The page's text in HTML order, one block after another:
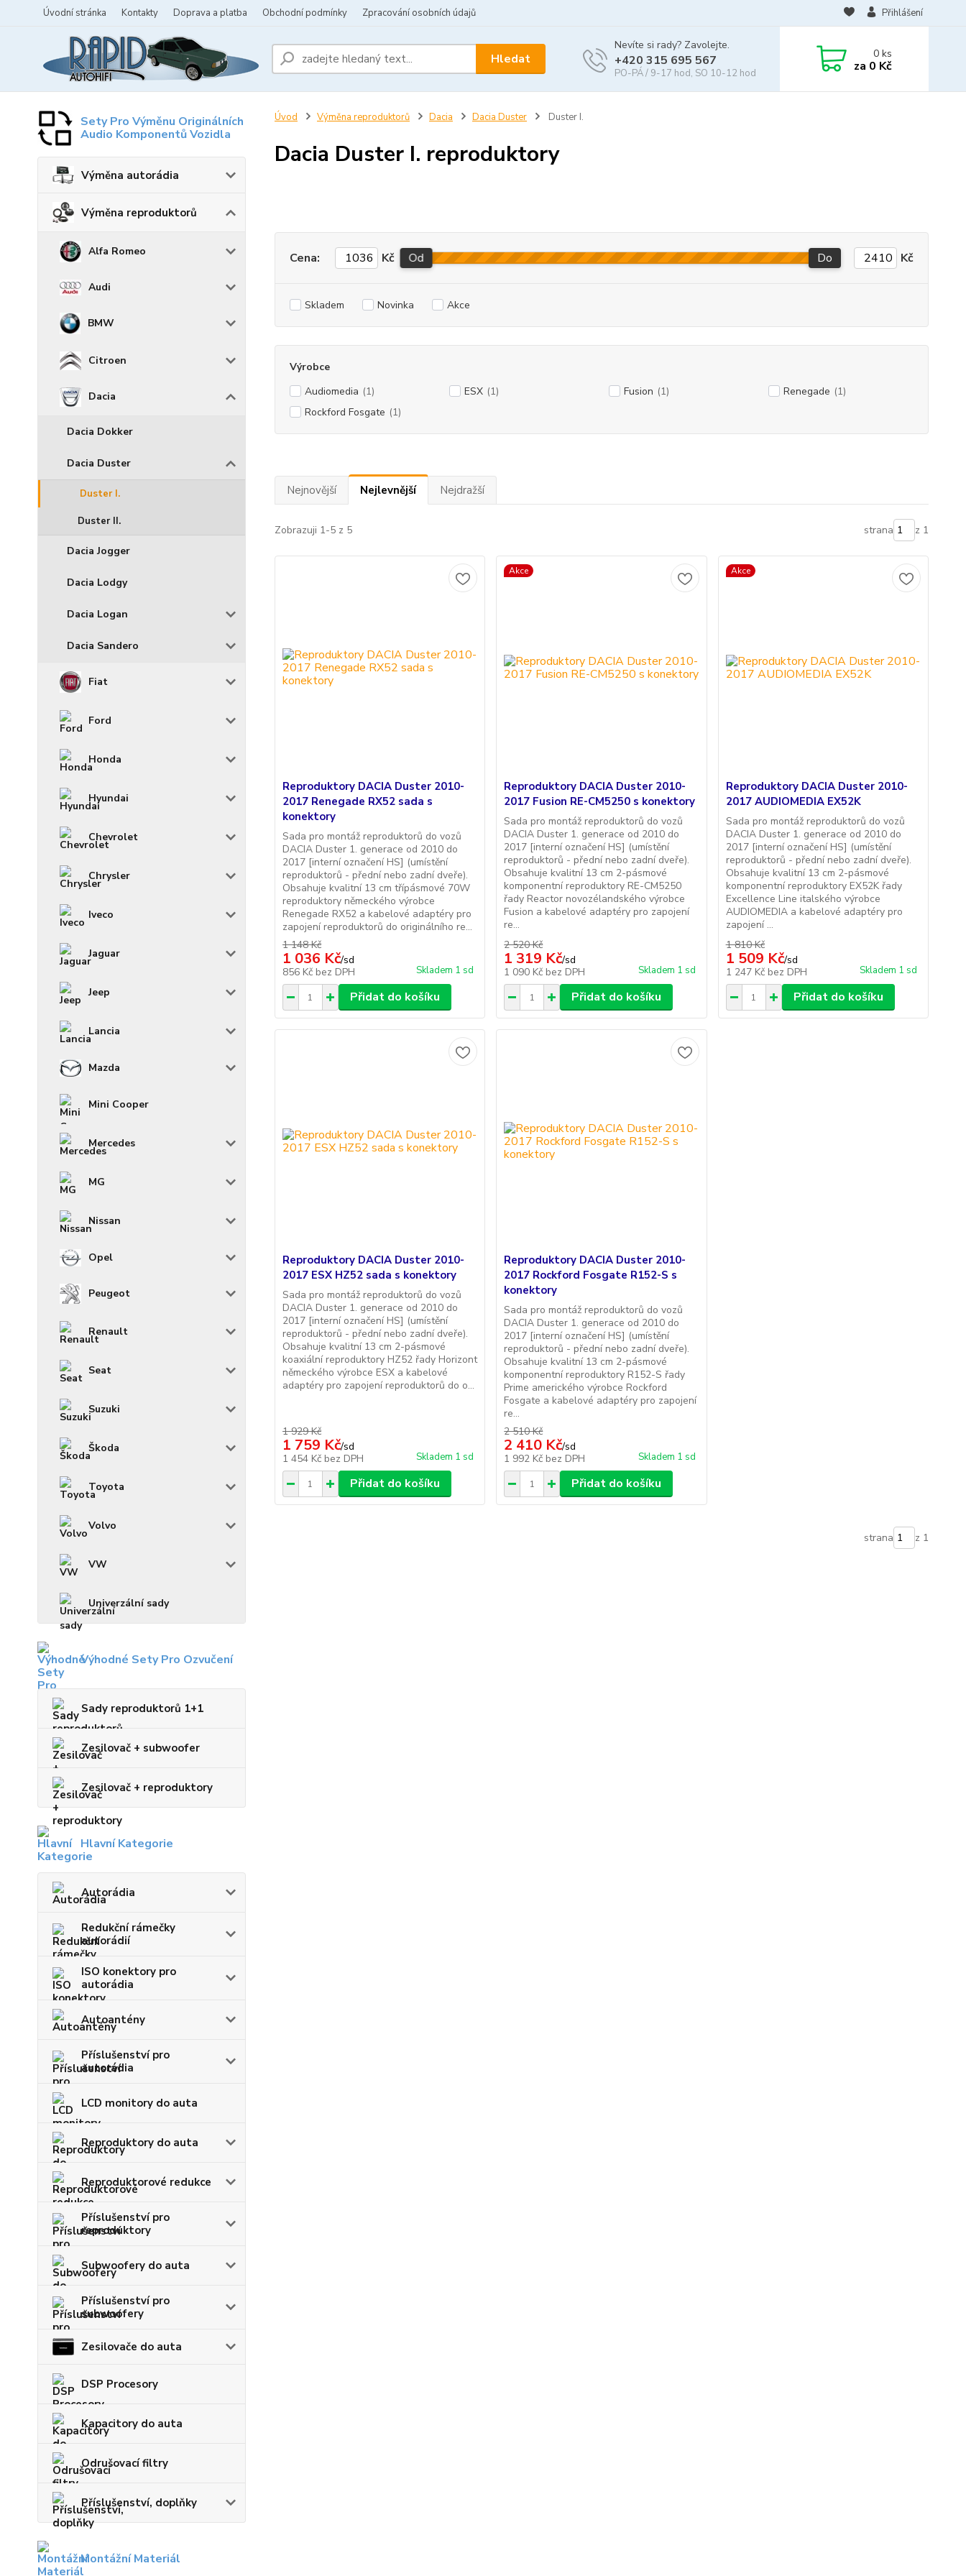
Úvodní stránka Kontakty Doprava a platba Obchodní podmínky Zpracování osobních údajů Přihlášení
Hledat
Nevíte si rady? Zavolejte.
+420 315 695 567
PO-PÁ / 9-17 hod, SO 10-12 hod
0ks
za 0 Kč
Sety Pro Výměnu Originálních
Audio Komponentů Vozidla
Výměna autorádia
Výměna reproduktorů
Alfa Romeo
Audi
BMW
Citroen
Dacia
Dacia Dokker
Dacia Duster
Duster I.
Duster II.
Dacia Jogger
Dacia Lodgy
Dacia Logan
Dacia Sandero
Fiat
Ford
Honda
Hyundai
Chevrolet
Chrysler
Iveco
Jaguar
Jeep
Lancia
Mazda
Mini Cooper
Mercedes
MG
Nissan
Opel
Peugeot
Renault
Seat
Suzuki
Škoda
Toyota
Volvo
VW
Univerzální sady
Výhodné Sety Pro Ozvučení
Sady reproduktorů 1+1
Zesilovač + subwoofer
Zesilovač + reproduktory
Hlavní Kategorie
Autorádia
Redukční rámečky
autorádií
ISO konektory pro
autorádia
Autoantény
Příslušenství pro
autorádia
LCD monitory do auta
Reproduktory do auta
Reproduktorové redukce
Příslušenství pro
reproduktory
Subwoofery do auta
Příslušenství pro
subwoofery
Zesilovače do auta
DSP Procesory
Kapacitory do auta
Odrušovací filtry
Příslušenství, doplňky
Montážní Materiál
Úvod Výměna reproduktorů Dacia Dacia Duster Duster I.
Dacia Duster I. reproduktory
Cena: Kč Od Do Kč
Skladem Novinka Akce
Výrobce
Audiomedia (1) ESX (1) Fusion (1) Renegade (1)
Rockford Fosgate (1)
Nejnovější Nejlevnější Nejdražší
Zobrazuji 1-5 z 5 strana z 1
Reproduktory DACIA Duster 2010-
2017 Renegade RX52 sada s
konektory
Sada pro montáž reproduktorů do vozů
DACIA Duster 1. generace od 2010 do
2017 [interní označení HS] (umístění
reproduktorů - přední nebo zadní dveře).
Obsahuje kvalitní 13 cm třípásmové 70W
reproduktory německého výrobce
Renegade RX52 a kabelové adaptéry pro
zapojení reproduktorů do originálního re...
1 148 Kč
1 036 Kč/sd
856 Kč bez DPH Skladem 1 sd
Přidat do košíku
Akce
Reproduktory DACIA Duster 2010-
2017 Fusion RE-CM5250 s konektory
Sada pro montáž reproduktorů do vozů
DACIA Duster 1. generace od 2010 do
2017 [interní označení HS] (umístění
reproduktorů - přední nebo zadní dveře).
Obsahuje kvalitní 13 cm 2-pásmové
komponentní reproduktory RE-CM5250
řady Reactor novozélandského výrobce
Fusion a kabelové adaptéry pro zapojení
re...
2 520 Kč
1 319 Kč/sd
1 090 Kč bez DPH Skladem 1 sd
Přidat do košíku
Akce
Reproduktory DACIA Duster 2010-
2017 AUDIOMEDIA EX52K
Sada pro montáž reproduktorů do vozů
DACIA Duster 1. generace od 2010 do
2017 [interní označení HS] (umístění
reproduktorů - přední nebo zadní dveře).
Obsahuje kvalitní 13 cm 2-pásmové
komponentní reproduktory EX52K řady
Excellence Line italského výrobce
AUDIOMEDIA a kabelové adaptéry pro
zapojení ...
1 810 Kč
1 509 Kč/sd
1 247 Kč bez DPH Skladem 1 sd
Přidat do košíku
Reproduktory DACIA Duster 2010-
2017 ESX HZ52 sada s konektory
Sada pro montáž reproduktorů do vozů
DACIA Duster 1. generace od 2010 do
2017 [interní označení HS] (umístění
reproduktorů - přední nebo zadní dveře).
Obsahuje kvalitní 13 cm 2-pásmové
koaxiální reproduktory HZ52 řady Horizont
německého výrobce ESX a kabelové
adaptéry pro zapojení reproduktorů do o...
1 929 Kč
1 759 Kč/sd
1 454 Kč bez DPH Skladem 1 sd
Přidat do košíku
Reproduktory DACIA Duster 2010-
2017 Rockford Fosgate R152-S s
konektory
Sada pro montáž reproduktorů do vozů
DACIA Duster 1. generace od 2010 do
2017 [interní označení HS] (umístění
reproduktorů - přední nebo zadní dveře).
Obsahuje kvalitní 13 cm 2-pásmové
komponentní reproduktory R152-S řady
Prime amerického výrobce Rockford
Fosgate a kabelové adaptéry pro zapojení
re...
2 510 Kč
2 410 Kč/sd
1 992 Kč bez DPH Skladem 1 sd
Přidat do košíku
strana z 1